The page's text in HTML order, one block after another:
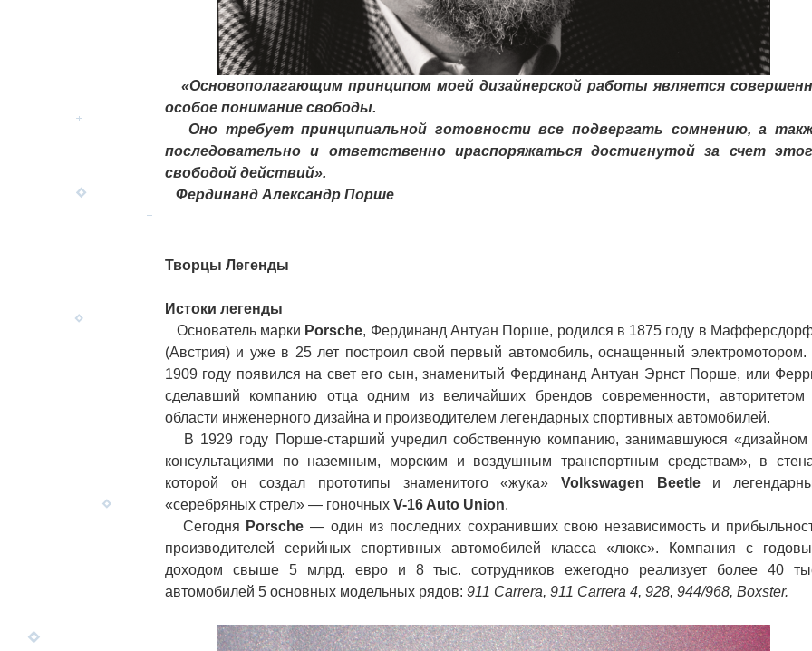
«Основополагающим принципом моей дизайнерской работы является
особое понимание свободы.
Оно требует принципиальной готовности все подвергать сомнению, а
последовательно и ответственно ираспоряжаться достигнутой за счет
свободой действий».
Фердинанд Александр Порше
Творцы Легенды
Истоки легенды
Основатель марки Porsche, Фердинанд Антуан Порше, родился в 1875 году в
(Австрия) и уже в 25 лет построил свой первый автомобиль, оснащенный электромотором.
1909 году появился на свет его сын, знаменитый Фердинанд Антуан Эрнст Порше, или
сделавший компанию отца одним из величайших брендов современности, авторитетом
области инженерного дизайна и производителем легендарных спортивных автомобилей.
В 1929 году Порше-старший учредил собственную компанию, занимавшуюся «дизайном
консультациями по наземным, морским и воздушным транспортным средствам», в
которой он создал прототипы знаменитого «жука» Volkswagen Beetleи
«серебряных стрел» — гоночных V-16 Auto Union.
Сегодня Porsche — один из последних сохранивших свою независимость и
производителей серийных спортивных автомобилей класса «люкс». Компания с
доходом свыше 5 млрд. евро и 8 тыс. сотрудников ежегодно реализует более 40
автомобилей 5 основных модельных рядов: 911 Carrera, 911 Carrera 4, 928, 944/968, Boxster.